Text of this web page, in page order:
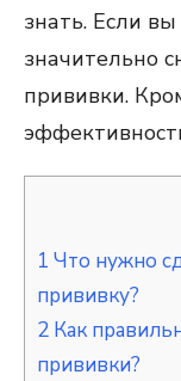
знать. Если
значительно
прививки.
1 Что нужно
прививку?
2 Как
прививки?